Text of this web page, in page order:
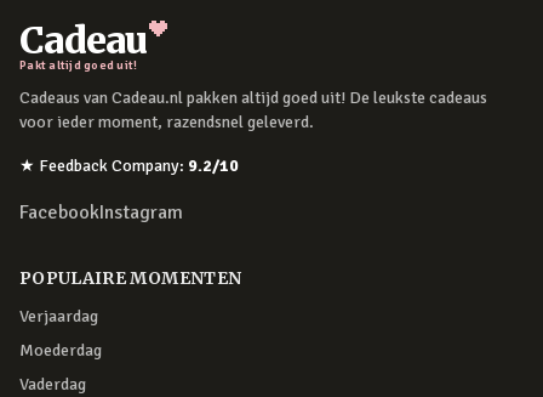
Cadeau
Pakt altijd goed uit!
Cadeaus van Cadeau.nl pakken altijd goed uit! De leukste cadeaus
voor ieder moment, razendsnel geleverd.
★ Feedback Company: 9.2/10
FacebookInstagram
POPULAIRE MOMENTEN
Verjaardag
Moederdag
Vaderdag